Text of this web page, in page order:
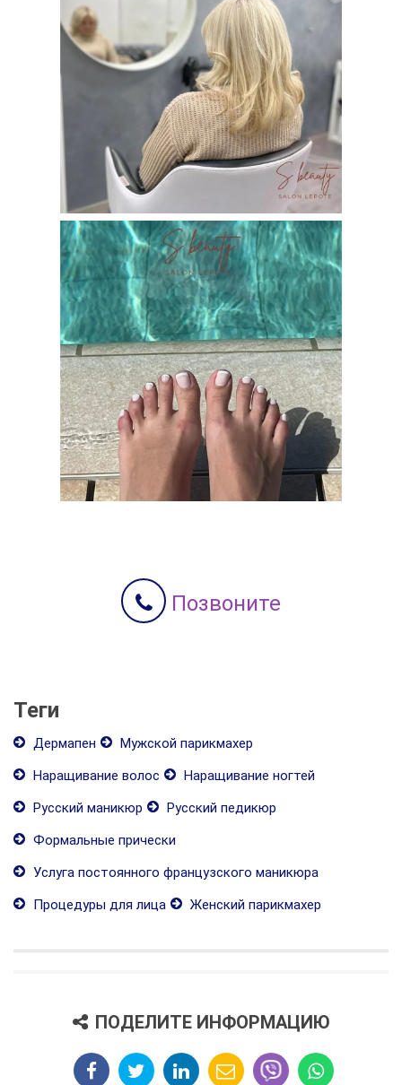
Позвоните
Теги
Дермапен
Мужской парикмахер
Наращивание волос
Наращивание ногтей
Русский маникюр
Русский педикюр
Формальные прически
Услуга постоянного французского маникюра
Процедуры для лица
Женский парикмахер
ПОДЕЛИТЕ ИНФОРМАЦИЮ